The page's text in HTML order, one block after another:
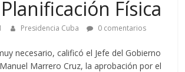
Física
Presidencia Cuba 0 comentarios
necesario, calificó el Jefe del Gobierno
Marrero Cruz, la aprobación por el